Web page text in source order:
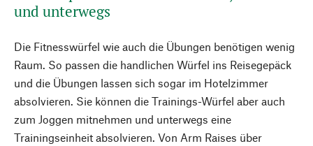
und unterwegs
Die Fitnesswürfel wie auch die Übungen benötigen wenig
Raum. So passen die handlichen Würfel ins Reisegepäck
und die Übungen lassen sich sogar im Hotelzimmer
absolvieren. Sie können die Trainings-Würfel aber auch
zum Joggen mitnehmen und unterwegs eine
Trainingseinheit absolvieren. Von Arm Raises über